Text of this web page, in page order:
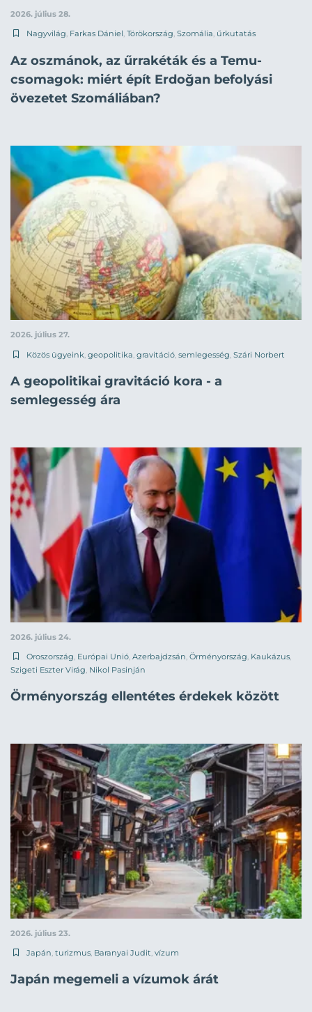
2026. július 28.
Nagyvilág, Farkas Dániel, Törökország, Szomália, űrkutatás
Az oszmánok, az űrrakéták és a Temu-
csomagok: miért épít Erdoğan befolyási
övezetet Szomáliában?
2026. július 27.
Közös ügyeink geopolitika gravitáció semlegesség Szári Norbert
A geopolitikai gravitáció kora - a
semlegesség ára
2026. július 24.
Oroszország Európai Unió Azerbajdzsán Örményország Kaukázus
Szigeti Eszter Virág Nikol Pasinján
Örményország ellentétes érdekek között
2026. július 23.
Japán, turizmus, Baranyai Judit, vízum
Japán megemeli a vízumok árát